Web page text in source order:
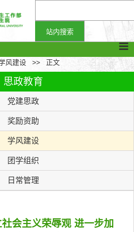
风建设 >> 正文
思政教育
党建思政
奖励资助
学风建设
团学组织
日常管理
会主义荣辱观 进一步加